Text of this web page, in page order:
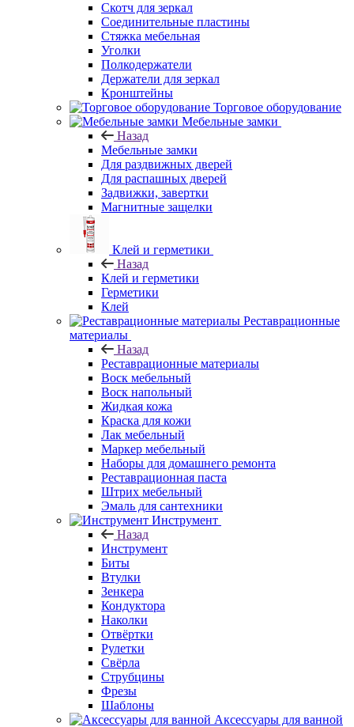
Скотч для зеркал
Соединительные пластины
Стяжка мебельная
Уголки
Полкодержатели
Держатели для зеркал
Кронштейны
Торговое оборудование
Мебельные замки
Назад
Мебельные замки
Для раздвижных дверей
Для распашных дверей
Задвижки, завертки
Магнитные защелки
Клей и герметики
Назад
Клей и герметики
Герметики
Клей
Реставрационные
материалы
Назад
Реставрационные материалы
Воск мебельный
Воск напольный
Жидкая кожа
Краска для кожи
Лак мебельный
Маркер мебельный
Наборы для домашнего ремонта
Реставрационная паста
Штрих мебельный
Эмаль для сантехники
Инструмент
Назад
Инструмент
Биты
Втулки
Зенкера
Кондуктора
Наколки
Отвёртки
Рулетки
Свёрла
Струбцины
Фрезы
Шаблоны
Аксессуары для ванной